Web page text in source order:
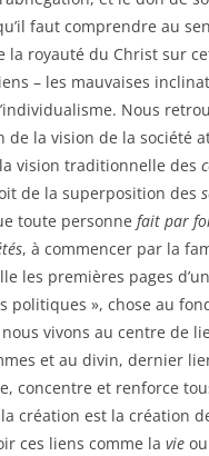
faut comprendre au
la royauté du Christ sur
– les mauvaises
Nous
de la vision de la société
vision traditionnelle des
de la superposition des
toute personne fait par
, à commencer par la
les premières pages
politiques », chose au
vivons au centre de
et au divin, dernier
concentre et renforce
création est la création
ces liens comme la vieou